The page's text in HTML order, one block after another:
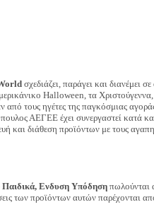
σχεδιάζει, παράγει και διανέμει
Halloween, τα
τους ηγέτες της παγκόσμιας
ΑΕΓΕΕ έχει συνεργαστεί κατά
διάθεση προϊόντων με τους
Παιδικά, Ενδυση Υπόδησηπωλούνται
των προϊόντων αυτών παρέχονται